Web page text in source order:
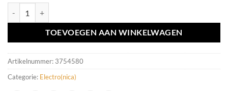
TOEVOEGEN AAN WINKELWAGEN
Artikelnummer: 3754580
Categorie: Electro(nica)